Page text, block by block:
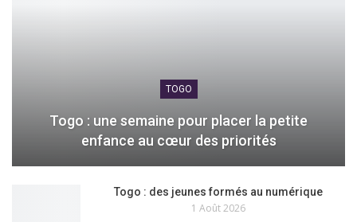
TOGO
Togo : une semaine pour placer la petite
enfance au cœur des priorités
Togo : des jeunes formés au numérique
1 Août 2026